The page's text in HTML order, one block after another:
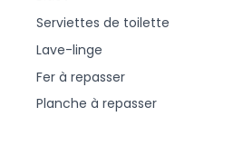
Serviettes de toilette
Lave-linge
Fer à repasser
Planche à repasser